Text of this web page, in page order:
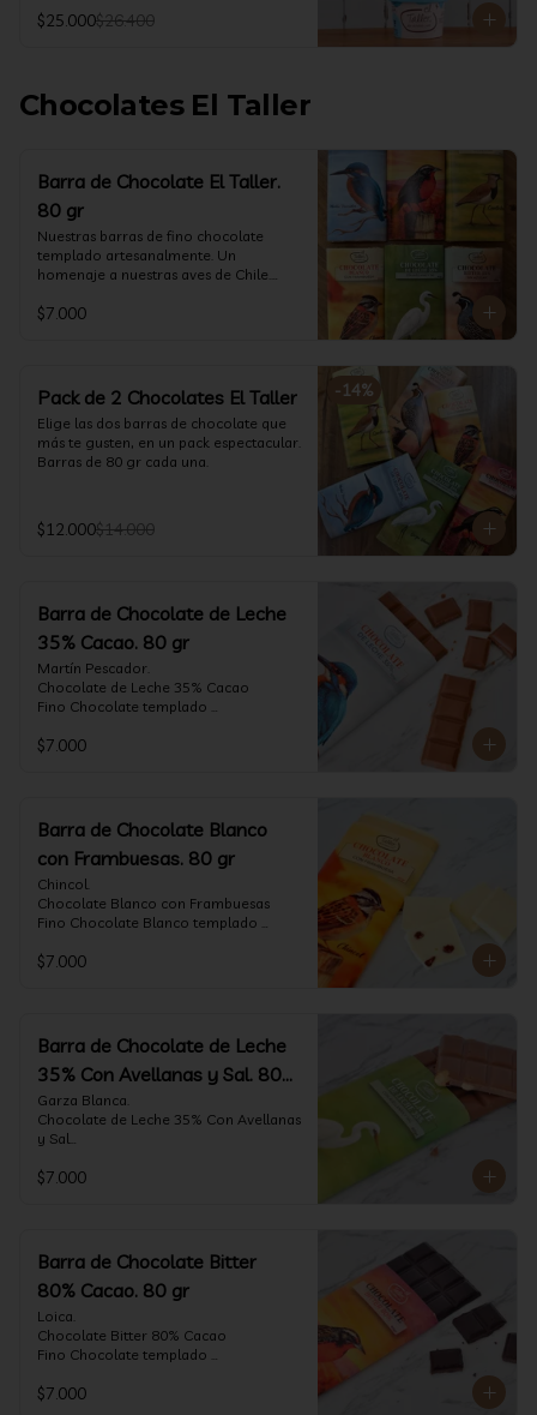
Info Nutricional
$25.000$26.400
Chocolates El Taller
Barra de Chocolate El Taller.
80 gr
Nuestras barras de fino chocolate
templado artesanalmente. Un
homenaje a nuestras aves de Chile.
$7.000
-14%
Pack de 2 Chocolates El Taller
Elige las dos barras de chocolate que
más te gusten, en un pack espectacular.
Barras de 80 gr cada una.
$12.000$14.000
Barra de Chocolate de Leche
35% Cacao. 80 gr
Martín Pescador.
Chocolate de Leche 35% Cacao
Fino Chocolate templado
leche, notas de caramelo, especias y
$7.000
Barra de Chocolate Blanco
con Frambuesas. 80 gr
Chincol.
Chocolate Blanco con Frambuesas
Fino Chocolate Blanco templado
frambuesas deshidratadas, con un perfil
Formato: tableta 80 gramos.
$7.000
Barra de Chocolate de Leche
35% Con Avellanas y Sal. 80
gr
Garza Blanca.
Chocolate de Leche 35% Con Avellanas
y Sal
artesanalmente con Avellanas
con la textura y complemento de sabor
de las avellanas y sal.
Formato: tableta 80 gramos.
$7.000
Barra de Chocolate Bitter
80% Cacao. 80 gr
Loica.
Chocolate Bitter 80% Cacao
Fino Chocolate templado
de frutas rojas, zeste de pomelo y
$7.000